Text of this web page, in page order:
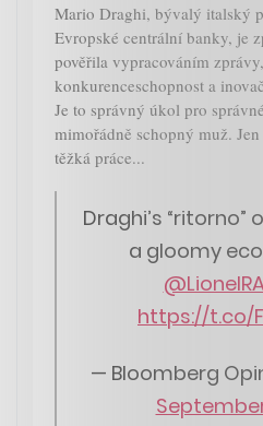
Mario Draghi, bývalý italský
Evropské centrální banky, je
pověřila vypracováním
konkurenceschopnost a
Je to správný úkol pro
mimořádně schopný muž.
těžká práce...
Draghi’s
a gloomy
https://t.co/
— Bloomberg